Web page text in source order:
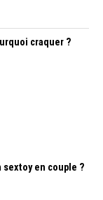
craquer ?
en couple ?